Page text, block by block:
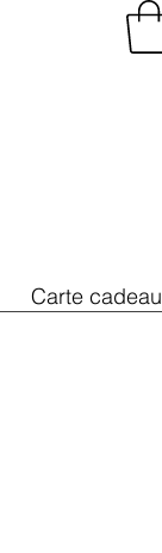
Carte cadeau